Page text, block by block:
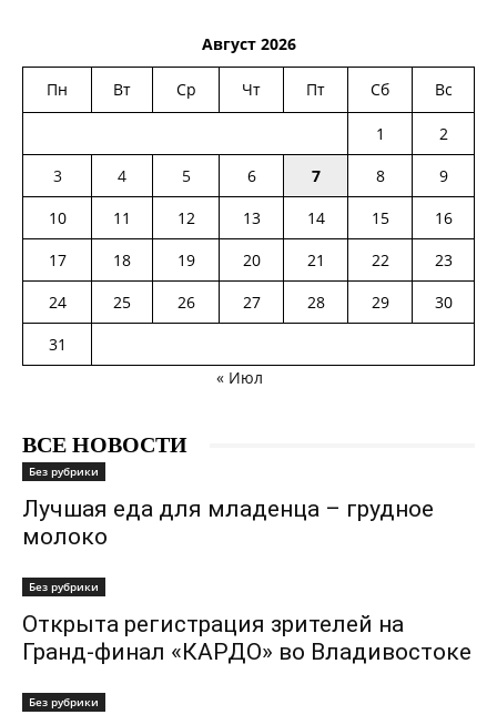
Август 2026
Пн Вт Ср Чт Пт Сб Вс
1
2
3
4 5 6 7 8
9
10
11 12 13 14 15
16
17
18 19 20 21 22
23
24
25 26 27 28 29
30
31
« Июл
ВСЕ НОВОСТИ
Без рубрики
Лучшая еда для младенца – грудное
молоко
Без рубрики
Открыта регистрация зрителей на
Гранд-финал «КАРДО» во Владивостоке
Без рубрики